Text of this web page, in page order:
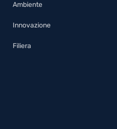
Ambiente
Innovazione
Filiera